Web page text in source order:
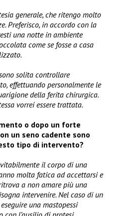
generale, che ritengo molto
Preferisco, in accordo con la
una notte in ambiente
come se fosse a casa
solita controllare
effettuando personalmente le
della ferita chirurgica.
vorrei essere trattata.
o dopo un forte
un seno cadente sono
tipo di intervento?
il corpo di una
molta fatica ad accettarsi e
a non amare più una
intervenire. Nel caso di un
una mastopessi